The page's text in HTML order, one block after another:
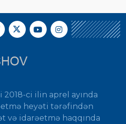
ci ilin aprel ayında
heyəti tərəfindən
və idarəetmə haqqında